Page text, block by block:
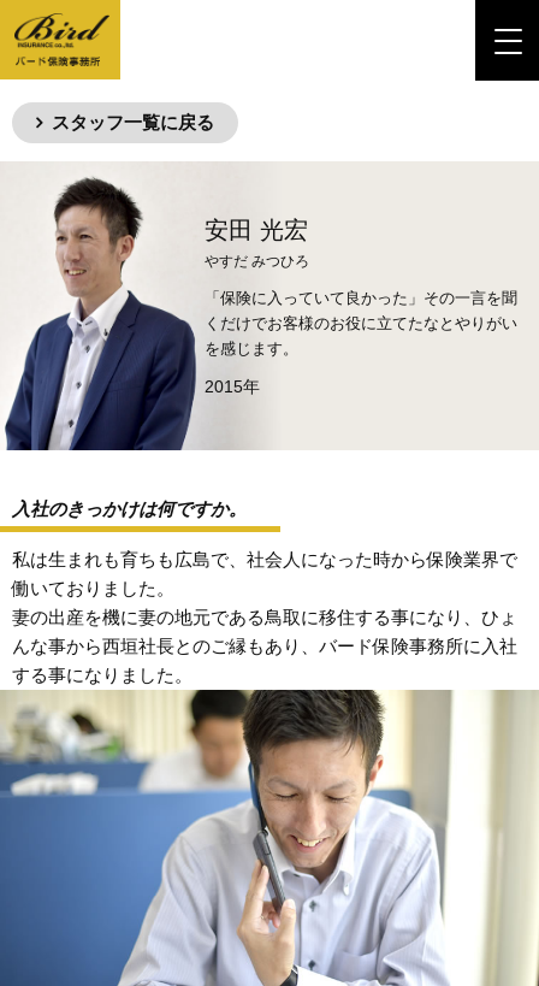
スタッフ一覧に戻る
安田 光宏
やすだ みつひろ
「保険に入っていて良かった」その一言を聞
くだけでお客様のお役に立てたなとやりがい
を感じます。
2015年
入社のきっかけは何ですか。
私は生まれも育ちも広島で、社会人になった時から保険業界で
働いておりました。
妻の出産を機に妻の地元である鳥取に移住する事になり、ひょ
んな事から西垣社長とのご縁もあり、バード保険事務所に入社
する事になりました。